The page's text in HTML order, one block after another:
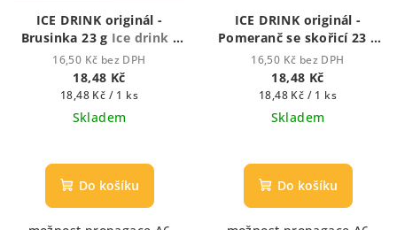
ICE DRINK originál -
Brusinka 23 g Ice drink -
ledový nápoj
16,50 Kč bez DPH
18,48 Kč
Měrná
cena:
18,48 Kč / 1 ks
Skladem
Do košíku
ICE DRINK originál -
Pomeranč se skořicí 23 g
Ice drink - ledový nápoj
16,50 Kč bez DPH
18,48 Kč
Měrná
cena:
18,48 Kč / 1 ks
Skladem
Do košíku